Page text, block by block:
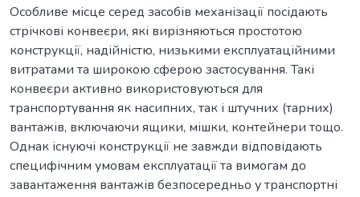
Особливе місце серед засобів механізації посідають
стрічкові конвеєри, які вирізняються простотою
конструкції, надійністю, низькими експлуатаційними
витратами та широкою сферою застосування. Такі
конвеєри активно використовуються для
транспортування як насипних, так і штучних (тарних)
вантажів, включаючи ящики, мішки, контейнери тощо.
Однак існуючі конструкції не завжди відповідають
специфічним умовам експлуатації та вимогам до
завантаження вантажів безпосередньо у транспортні